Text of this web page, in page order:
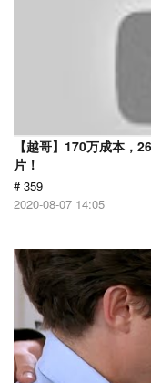
【越哥】170万成本，
片！
# 359
2020-08-07 14:05